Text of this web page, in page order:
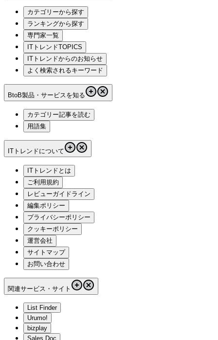
カテゴリーから探す
ランキングから探す
専門家一覧
ITトレンドTOPICS
ITトレンドからのお知らせ
よく検索されるキーワード
BtoB製品・サービスを知る
カテゴリー記事を読む
用語集
ITトレンドについて
ITトレンドとは
ご利用規約
レビューガイドライン
編集ポリシー
プライバシーポリシー
クッキーポリシー
運営会社
サイトマップ
お問い合わせ
関連サービス・サイト
List Finder
Urumo!
bizplay
Sales Doc